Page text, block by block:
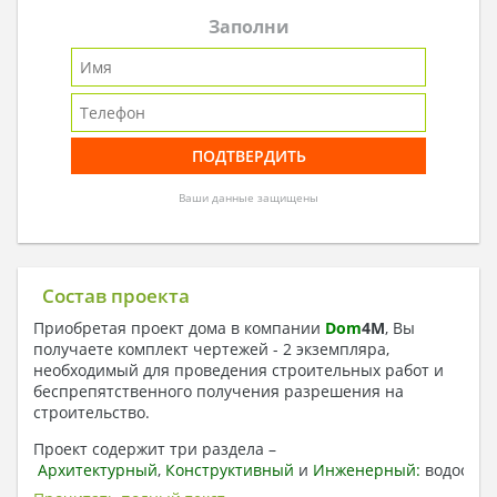
Заполни
Ваши данные защищены
Состав проекта
Приобретая проект дома в компании Dom4M, Вы
получаете комплект чертежей - 2 экземпляра,
необходимый для проведения строительных работ и
беспрепятственного получения разрешения на
строительство.
Проект содержит три раздела –
Архитектурный, Конструктивный и Инженерный:
отопление, вентиляция, канализация,